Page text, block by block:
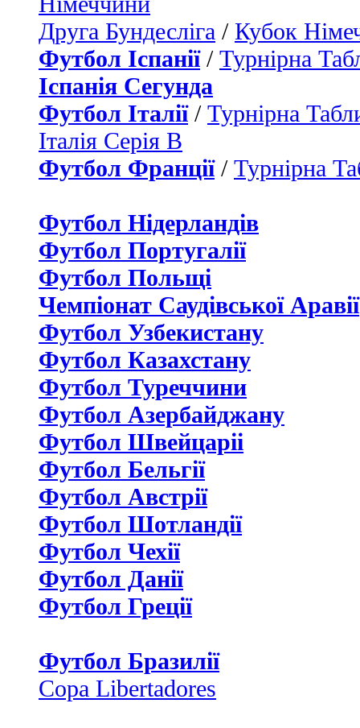
Друга Бундесліга / Кубок
Футбол Іспанії/ Турнірна
Іспанія Сегунда
Футбол Італії/ Турнірна
Італія Серія B
Футбол Франції/ Турнірна
Футбол Нідерландiв
Футбол Португалії
Футбол Польщі
Чемпіонат Саудівської Аравії
Футбол Узбекистану
Футбол Казахстану
Футбол Туреччини
Футбол Азербайджану
Футбол Швейцаріі
Футбол Бельгії
Футбол Австрії
Футбол Шотландії
Футбол Чехії
Футбол Данії
Футбол Греції
Футбол Бразилії
Copa Libertadores